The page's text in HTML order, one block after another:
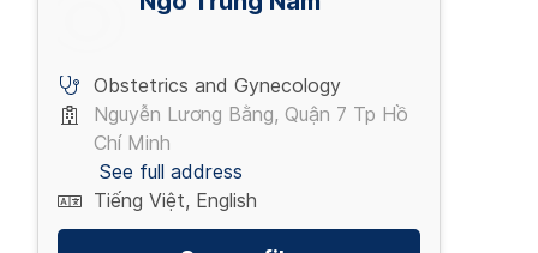
Obstetrics and Gynecology
Nguyễn Lương Bằng, Quận 7 Tp Hồ
Chí Minh
See full address
Tiếng Việt, English